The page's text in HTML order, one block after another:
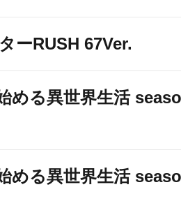
ーRUSH 67Ver.
める異世界生活
める異世界生活